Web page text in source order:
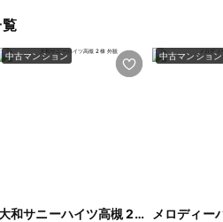
中古マンション
大和サニーハイツ高槻 2棟
中古マンション
メロディー